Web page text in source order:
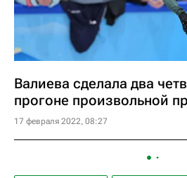
Валиева сделала два
прогоне произвольной
17 февраля 2022, 08:27